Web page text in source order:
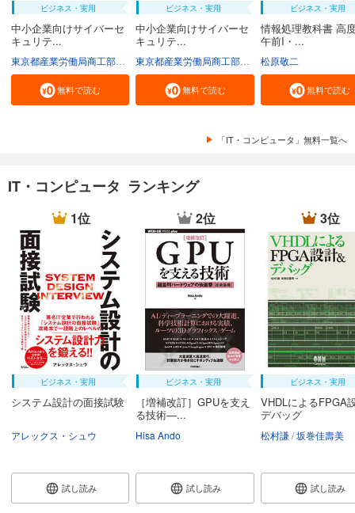
ビジネス・実用
中小企業向けサイバーセ
キュリテ...
無料で読む
ビジネス・実用
中小企業向けサイバーセ
キュリテ...
無料で読む
ビジネス・実用
情報処理教科書 高
午前I・...
松原敬二
無料で読む
「IT・コンピュータ」無料一覧へ
IT・コンピュータ ランキング
1位
ビジネス・実用
システム設計の面接試験
アレックス・シュウ
試し読み
2位
ビジネス・実用
［増補改訂］GPUを支え
る技術―...
Hisa Ando
試し読み
3位
ビジネス・実用
VHDLによるFPGA
デバッグ
松村謙 坂巻佳壽美
試し読み